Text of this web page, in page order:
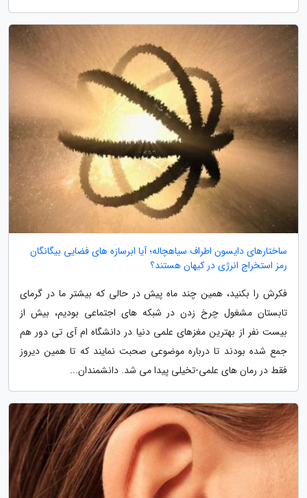
ساختارهای دایسون اطراف سیاهچاله؛ آیا ابرسازه های فضایی بیگانگان
رمز استخراج انرژی در کیهان هستند؟
فکرش را بکنید، همین چند ماه پیش در حالی که بیشتر ما در گرمای
تابستان مشغول چرخ زدن در شبکه های اجتماعی بودیم، بیش از
بیست نفر از بهترین مغزهای علمی دنیا در دانشگاه ام آی تی دور هم
جمع شده بودند تا درباره موضوعی صحبت نمایند که تا همین دیروز
فقط در رمان های علمی-تخیلی پیدا می شد. دانشمندان...